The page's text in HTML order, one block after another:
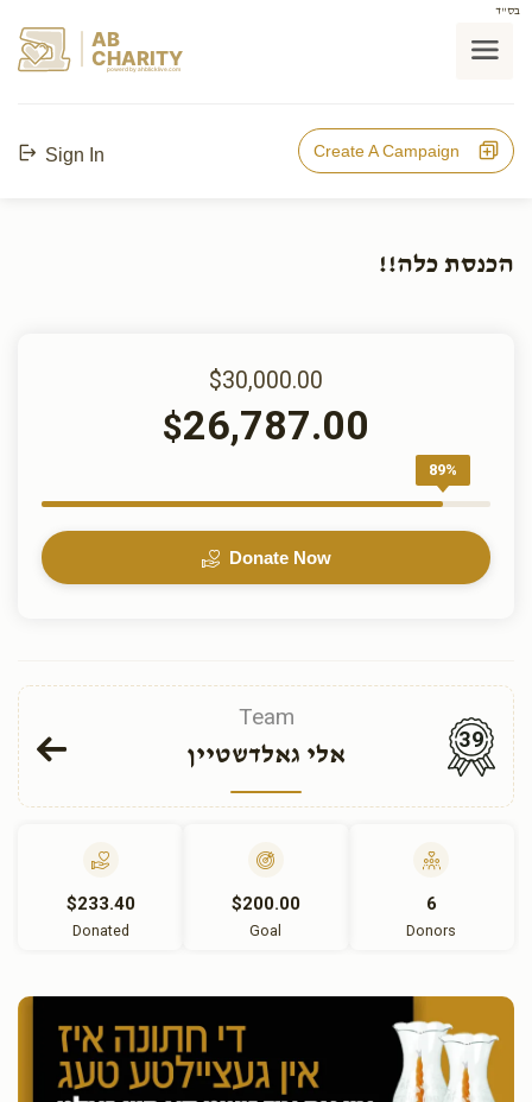
בס"ד
AB
CHARITY
powerd by ahblicklive.com
Sign In Create A Campaign
הכנסת כלה!!
$30,000.00
$26,787.00
89%
Donate Now
Team
אלי גאלדשטיין
39
$233.40
Donated
$200.00
Goal
6
Donors